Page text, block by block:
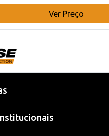
Ver Preço